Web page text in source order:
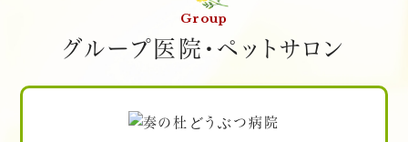
Group
グループ医院・ペットサロン